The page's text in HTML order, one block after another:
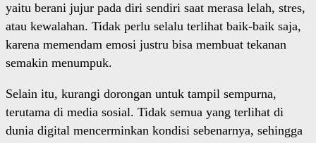
yaitu berani jujur pada diri sendiri saat merasa lelah, stres,
atau kewalahan. Tidak perlu selalu terlihat baik-baik saja,
karena memendam emosi justru bisa membuat tekanan
semakin menumpuk.
Selain itu, kurangi dorongan untuk tampil sempurna,
terutama di media sosial. Tidak semua yang terlihat di
dunia digital mencerminkan kondisi sebenarnya, sehingga